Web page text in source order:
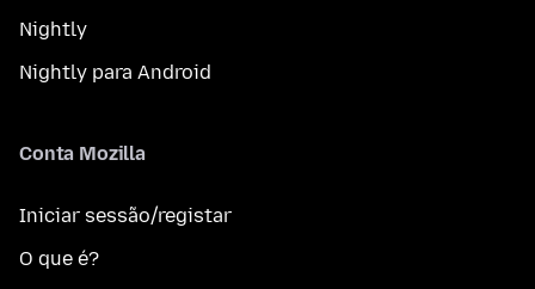
Nightly
Nightly para Android
Conta Mozilla
Iniciar sessão/registar
O que é?